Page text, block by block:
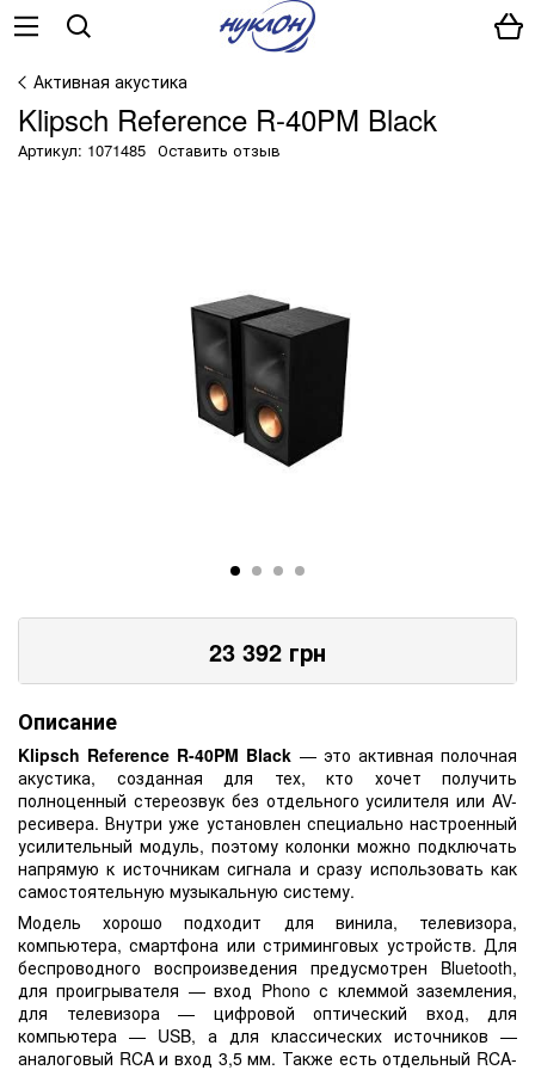
Активная акустика
Klipsch Reference R-40PM Black
Артикул: 1071485 Оставить отзыв
23 392 грн
Описание
Klipsch Reference R-40PM Black — это активная полочная
акустика, созданная для тех, кто хочет получить
полноценный стереозвук без отдельного усилителя или AV-
ресивера. Внутри уже установлен специально настроенный
усилительный модуль, поэтому колонки можно подключать
напрямую к источникам сигнала и сразу использовать как
самостоятельную музыкальную систему.
Модель хорошо подходит для винила, телевизора,
компьютера, смартфона или стриминговых устройств. Для
беспроводного воспроизведения предусмотрен Bluetooth,
для проигрывателя — вход Phono с клеммой заземления,
для телевизора — цифровой оптический вход, для
компьютера — USB, а для классических источников —
аналоговый RCA и вход 3,5 мм. Также есть отдельный RCA-